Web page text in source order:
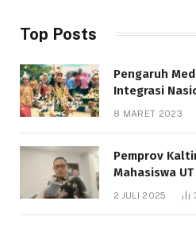
Top Posts
Pengaruh
Integrasi
8 MARET 2023
Pemprov
Mahasiswa UT
Bantuan
2 JULI 2025